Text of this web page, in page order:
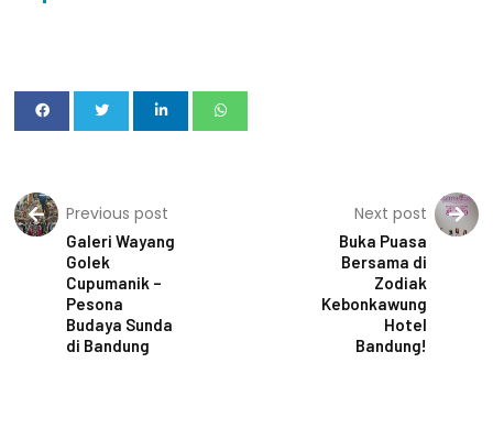
Previous post
Galeri Wayang
Golek
Cupumanik –
Pesona
Budaya Sunda
di Bandung
Next post
Buka Puasa
Bersama di
Zodiak
Kebonkawung
Hotel
Bandung!